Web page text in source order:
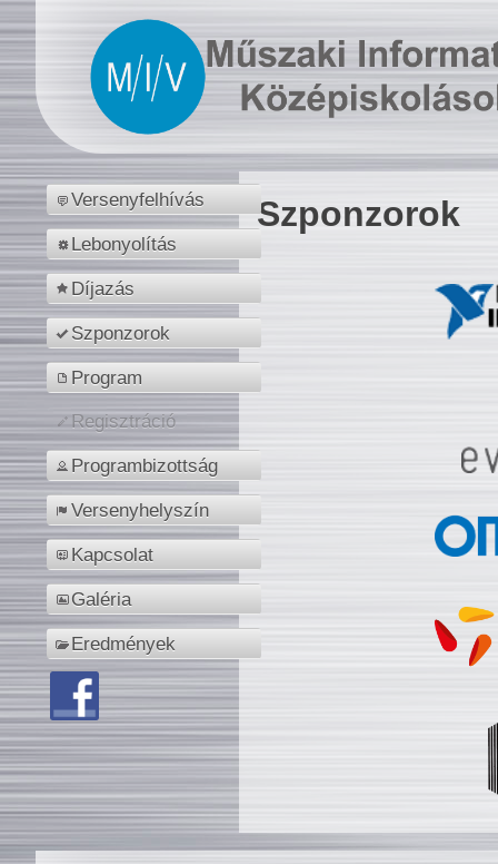
Versenyfelhívás
Lebonyolítás
Díjazás
Szponzorok
Program
Regisztráció
Programbizottság
Versenyhelyszín
Kapcsolat
Galéria
Eredmények
Szponzorok